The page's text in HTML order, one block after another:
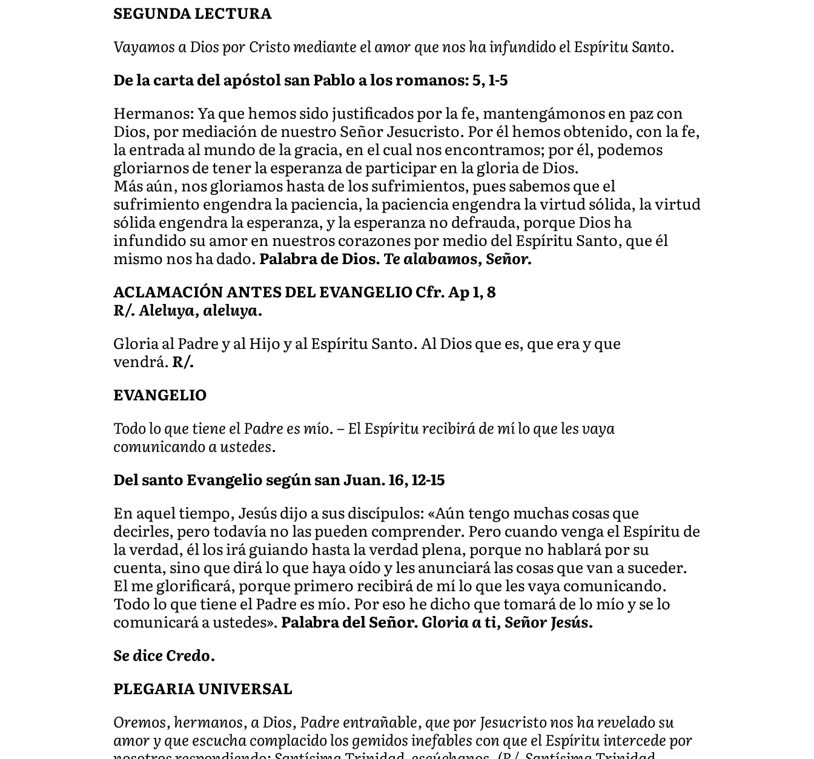
SEGUNDA LECTURA
Vayamos a Dios por Cristo mediante el amor que nos ha infundido el Espíritu Santo.
De la carta del apóstol san Pablo a los romanos: 5, 1-5
Hermanos: Ya que hemos sido justificados por la fe, mantengámonos en paz con
Dios, por mediación de nuestro Señor Jesucristo. Por él hemos obtenido, con la fe,
la entrada al mundo de la gracia, en el cual nos encontramos; por él, podemos
gloriarnos de tener la esperanza de participar en la gloria de Dios.
Más aún, nos gloriamos hasta de los sufrimientos, pues sabemos que el
sufrimiento engendra la paciencia, la paciencia engendra la virtud sólida, la virtud
sólida engendra la esperanza, y la esperanza no defrauda, porque Dios ha
infundido su amor en nuestros corazones por medio del Espíritu Santo, que él
mismo nos ha dado. Palabra de Dios.Te alabamos, Señor.
ACLAMACIÓN ANTES DEL EVANGELIO Cfr. Ap 1, 8
R/. Aleluya, aleluya.
Gloria al Padre y al Hijo y al Espíritu Santo. Al Dios que es, que era y que
vendrá.R/.
EVANGELIO
Todo lo que tiene el Padre es mío. – El Espíritu recibirá de mí lo que les vaya
comunicando a ustedes.
Del santo Evangelio según san Juan. 16, 12-15
En aquel tiempo, Jesús dijo a sus discípulos: «Aún tengo muchas cosas que
decirles, pero todavía no las pueden comprender. Pero cuando venga el Espíritu de
la verdad, él los irá guiando hasta la verdad plena, porque no hablará por su
cuenta, sino que dirá lo que haya oído y les anunciará las cosas que van a suceder.
El me glorificará, porque primero recibirá de mí lo que les vaya comunicando.
Todo lo que tiene el Padre es mío. Por eso he dicho que tomará de lo mío y se lo
comunicará a ustedes». Palabra del Señor.Gloria a ti, Señor Jesús.
Se dice Credo.
PLEGARIA UNIVERSAL
Oremos, hermanos, a Dios, Padre entrañable, que por Jesucristo nos ha revelado su
amor y que escucha complacido los gemidos inefables con que el Espíritu intercede por